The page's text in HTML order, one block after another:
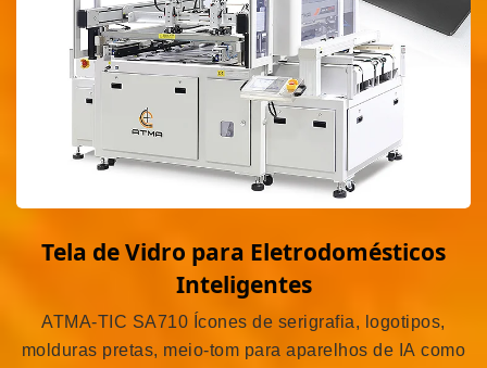
Tela de Vidro para Eletrodomésticos
Inteligentes
ATMA-TIC SA710 Ícones de serigrafia, logotipos,
molduras pretas, meio-tom para aparelhos de IA como